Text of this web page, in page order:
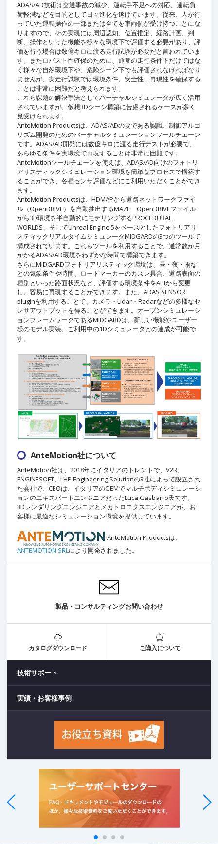
ADAS/AD技術は交通事故の減少、運転手不足への対応、運転負
荷軽減などを目的として日々進化を遂げています。従来、人が行
っていた運転操作の一部または全てを車両側が受け持つことにな
りますので、その実現には周辺認知、位置推定、経路計画、判
断、操作といった機能を様々な環境下で評価する必要があり、評
価を行う場合は数億キロに渡る走行試験が必要だと言われていま
す。またロバスト性確保のために、通常の走行条件下だけではな
く様々な自然環境下や、危険シーン下でも評価されなければなり
ませんが、実走行試験では環境条件、安全性、再現性を確保する
ことは非常に困難だと考えられます。
これら課題の解決手法としてバーチャルシミュレータが広く活用
されていますが、仮想3Dシーン構築に苦慮されるケースが多く
見受けられます。
AnteMotion Productsは、ADAS/ADの要である認識、制御アルゴ
リズム開発のためのバーチャルシミュレーションツールチェーン
です。ADAS/AD開発には数億キロに渡る走行テストが必要で、
あらゆる条件を実環境で再現することは非常に困難です。
AnteMotionツールチェーンを使えば、ADAS/AD向けのフォトリ
アリスティックシミュレーション環境を簡単なプロセスで構築す
ることができ、各種センサ評価などにご利用いただくことができ
ます。
AnteMotion Productsは、HDMAPから道路ネットワークファイ
ル（OpenDRIVE）を自動抽出するMAZE、OpenDRIVEファイル
から3D環境を半自動的にモデリングするPROCEDURAL
WORLDS、そしてUnreal Engine 5をベースとしたフォトリアリ
スティックリアルタイムシミュレータMIDGARDの3つのツールで
構成されています。これらツールを利用することで、通常数か月
かかるADAS/AD環境をわずかな時間で構築できます。
さらにMIDGARDフォトリアリスティック環境は、昼・夜・雨な
どの気象条件や時間、ロードマーカーのカスレ具合、道路表面の
種別といった路面状況など、評価する環境条件をAPIから変更
し、容易に再現することができます。また、ADAS SENSOR
pluginを利用することで、カメラ・Lidar・Radarなどの多様なセ
ンサアウトプットを得ることができます。オープンシミュレーシ
ョンフレームワークであるMIDGARDは、新しい機能やユーザー
様のモデル実装、ご利用中の1Dシミュレータとの連成が可能で
す。
AnteMotion社について
AnteMotion社は、2018年にイタリアのトレントで、V2R、
ENGINESOFT、LHP Engineering Solutionの3社によって設立され
た会社で、CEOは、イタリアのOEMでマルチボディシミュレーシ
ョンのエキスパートエンジニアだったLuca Gasbarro氏です。
3Dレンダリングエンジニアとメカトロニクスエンジニアが、お
客様に最適なシミュレーション環境を提供しています。
AnteMotion Productsは、
ANTEMOTION SRLにより開発されました。
製品・コンサルティングお問い合わせ
カタログダウンロード ご購入について
技術サポート
実績・お客様事例